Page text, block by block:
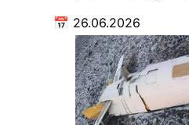
📅 26.06.2026